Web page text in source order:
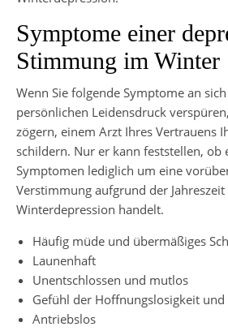
Symptome einer
Stimmung im Winter
Wenn Sie folgende Symptome an
persönlichen Leidensdruck
zögern, einem Arzt Ihres Vertrauens
schildern. Nur er kann feststellen, ob
Symptomen lediglich um eine
Verstimmung aufgrund der
Winterdepression handelt.
Häufig müde und übermäßiges
Launenhaft
Unentschlossen und mutlos
Gefühl der Hoffnungslosigkeit
Antriebslos